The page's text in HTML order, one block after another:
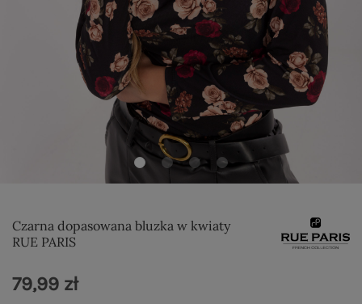
Czarna dopasowana bluzka w kwiaty
RUE PARIS
79,99 zł